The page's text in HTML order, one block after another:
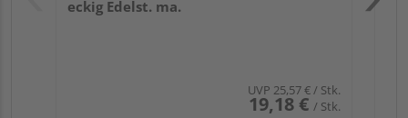
eckig Edelst. ma.
UVP 25,57 €/ Stk.
19,18 € / Stk.